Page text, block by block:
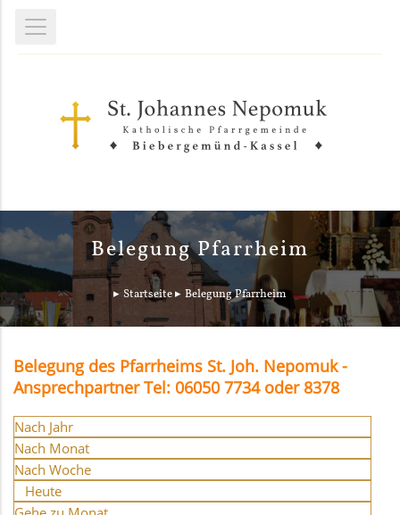
Belegung Pfarrheim
Startseite Belegung Pfarrheim
Belegung des Pfarrheims St. Joh. Nepomuk -
Ansprechpartner Tel: 06050 7734 oder 8378
Nach Jahr
Nach Monat
Nach Woche
Heute